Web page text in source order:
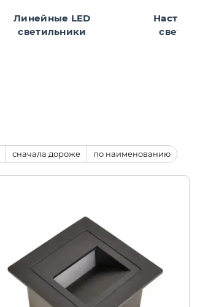
Линейные LED
светильники
сначала дороже по наименованию